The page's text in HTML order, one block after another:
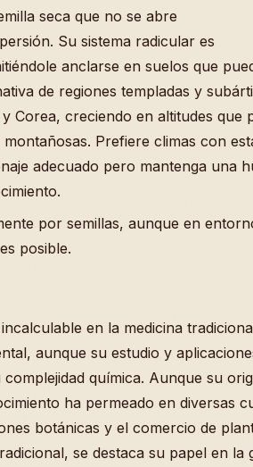
seca que no se abre
Su sistema radicular es
anclarse en suelos que
de regiones templadas y
Corea, creciendo en altitudes que
Prefiere climas con
adecuado pero mantenga una
por semillas, aunque en
posible.
en la medicina
aunque su estudio y
química. Aunque su
ha permeado en diversas
botánicas y el comercio de
se destaca su papel en la